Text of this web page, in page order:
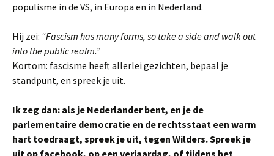
populisme in de VS, in Europa en in Nederland.
Hij zei: “Fascism has many forms, so take a side and walk out
into the public realm.”
Kortom: fascisme heeft allerlei gezichten, bepaal je
standpunt, en spreek je uit.
Ik zeg dan: als je Nederlander bent, en je de
parlementaire democratie en de rechtsstaat een warm
hart toedraagt, spreek je uit, tegen Wilders. Spreek je